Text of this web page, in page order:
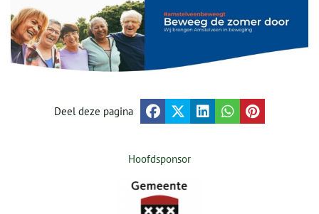
Deel deze pagina
Hoofdsponsor